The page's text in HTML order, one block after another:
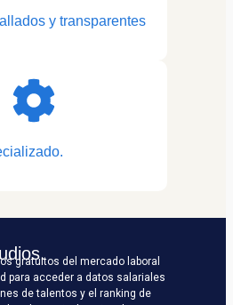
y transparentes
gratuitos del mercado laboral
para acceder a datos salariales
de talentos y el ranking de